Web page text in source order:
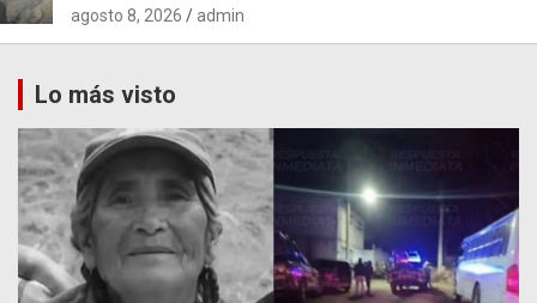
agosto 8, 2026 admin
Lo más visto